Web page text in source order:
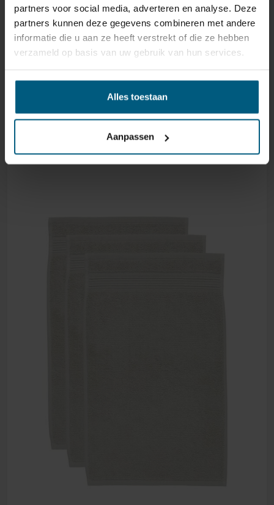
partners voor social media, adverteren en analyse. Deze
partners kunnen deze gegevens combineren met andere
informatie die u aan ze heeft verstrekt of die ze hebben
verzameld op basis van uw gebruik van hun services.
Alles toestaan
Aanpassen
20,95